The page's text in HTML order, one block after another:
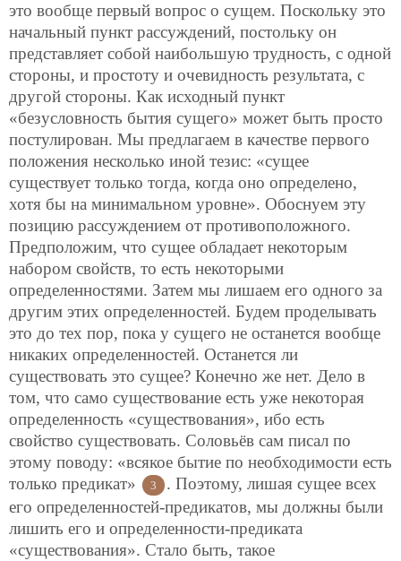
это вообще первый вопрос о сущем. Поскольку это
начальный пункт рассуждений, постольку он
представляет собой наибольшую трудность, с одной
стороны, и простоту и очевидность результата, с
другой стороны. Как исходный пункт
«безусловность бытия сущего» может быть просто
постулирован. Мы предлагаем в качестве первого
положения несколько иной тезис: «сущее
существует только тогда, когда оно определено,
хотя бы на минимальном уровне». Обоснуем эту
позицию рассуждением от противоположного.
Предположим, что сущее обладает некоторым
набором свойств, то есть некоторыми
определенностями. Затем мы лишаем его одного за
другим этих определенностей. Будем проделывать
это до тех пор, пока у сущего не останется вообще
никаких определенностей. Останется ли
существовать это сущее? Конечно же нет. Дело в
том, что само существование есть уже некоторая
определенность «существования», ибо есть
свойство существовать. Соловьёв сам писал по
этому поводу: «всякое бытие по необходимости есть
только предикат»
3
. Поэтому, лишая сущее всех
его определенностей-предикатов, мы должны были
лишить его и определенности-предиката
«существования». Стало быть, такое